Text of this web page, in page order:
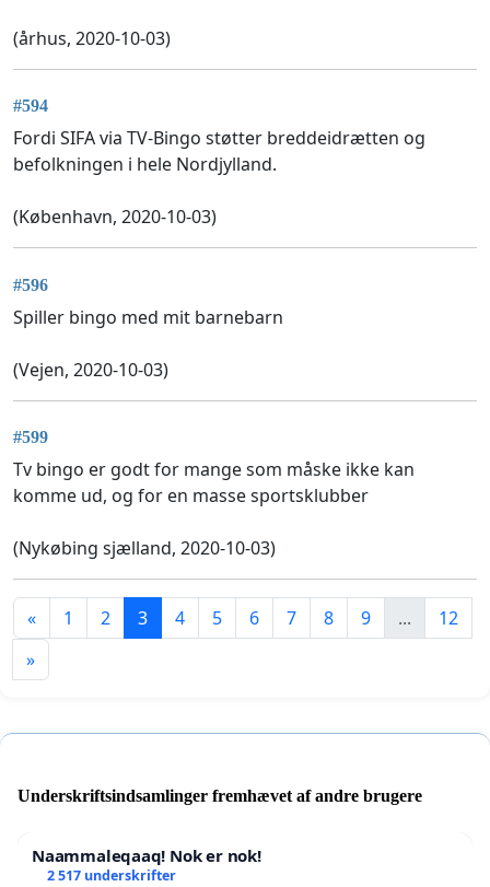
(århus, 2020-10-03)
#594
Fordi SIFA via TV-Bingo støtter breddeidrætten og
befolkningen i hele Nordjylland.
(København, 2020-10-03)
#596
Spiller bingo med mit barnebarn
(Vejen, 2020-10-03)
#599
Tv bingo er godt for mange som måske ikke kan
komme ud, og for en masse sportsklubber
(Nykøbing sjælland, 2020-10-03)
« 1 2 3 4 5 6 7 8 9 ...
12
»
Underskriftsindsamlinger fremhævet af andre brugere
Naammaleqaaq! Nok er nok!
2 517 underskrifter